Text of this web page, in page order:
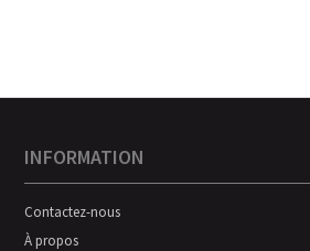
INFORMATION
Contactez-nous
À propos